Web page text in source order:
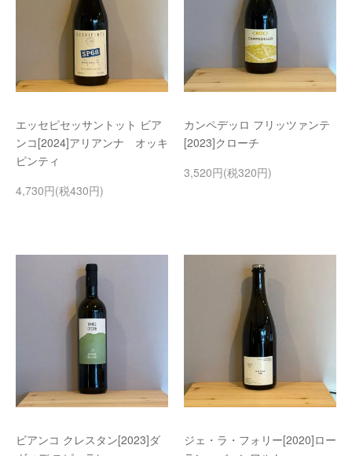
エッセピセッサントット ビア
ンコ[2024]アリアンナ オッキ
ピンティ
4,730円(税430円)
カンペデッロ フリッツァンテ
[2023]クローチ
3,520円(税320円)
ビアンコ クレスタン[2023]ダ
ジェ・ラ・フォリー[2020]ロー